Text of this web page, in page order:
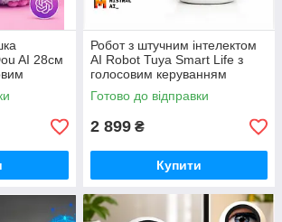
AI 28см
Робот з штучним інтелектом
AI Robot Tuya Smart Life з
голосовим керуванням
українською мовою
Готово до відправки
2 899 ₴
Купити